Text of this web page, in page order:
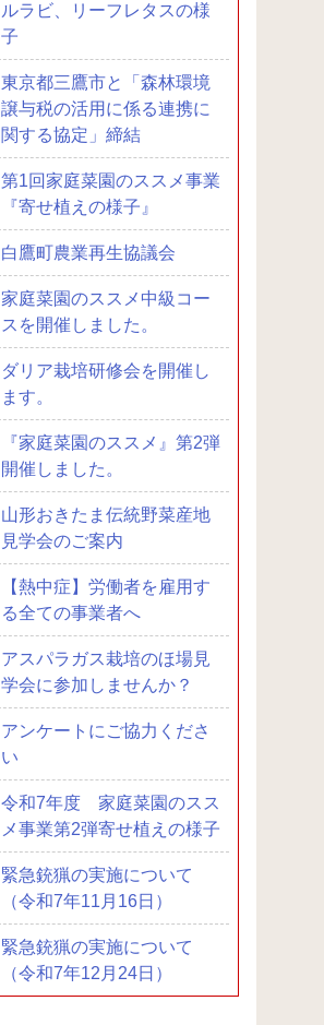
ルラビ、リーフレタスの様
子
東京都三鷹市と「森林環境
譲与税の活用に係る連携に
関する協定」締結
第1回家庭菜園のススメ事業
『寄せ植えの様子』
白鷹町農業再生協議会
家庭菜園のススメ中級コー
スを開催しました。
ダリア栽培研修会を開催し
ます。
『家庭菜園のススメ』第2弾
開催しました。
山形おきたま伝統野菜産地
見学会のご案内
【熱中症】労働者を雇用す
る全ての事業者へ
アスパラガス栽培のほ場見
学会に参加しませんか？
アンケートにご協力くださ
い
令和7年度 家庭菜園のスス
メ事業第2弾寄せ植えの様子
緊急銃猟の実施について
（令和7年11月16日）
緊急銃猟の実施について
（令和7年12月24日）